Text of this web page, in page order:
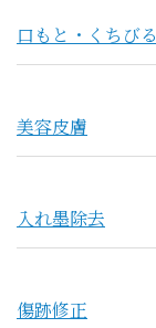
口もと・くちびる
美容皮膚
入れ墨除去
傷跡修正